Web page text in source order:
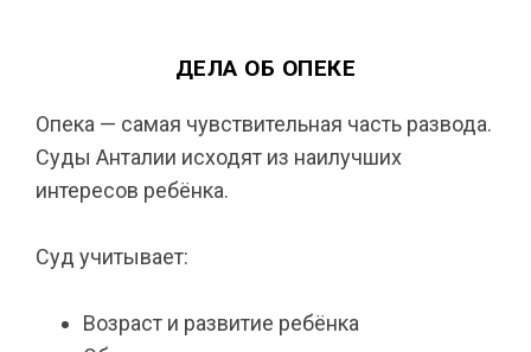
ДЕЛА ОБ ОПЕКЕ
Опека — самая чувствительная часть развода.
Суды Анталии исходят из наилучших
интересов ребёнка.
Суд учитывает:
Возраст и развитие ребёнка